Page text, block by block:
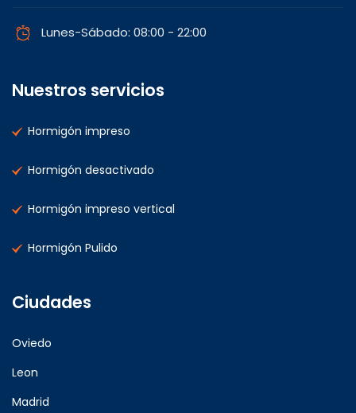
Lunes-Sábado: 08:00 - 22:00
Nuestros servicios
Hormigón impreso
Hormigón desactivado
Hormigón impreso vertical
Hormigón Pulido
Ciudades
Oviedo
Leon
Madrid